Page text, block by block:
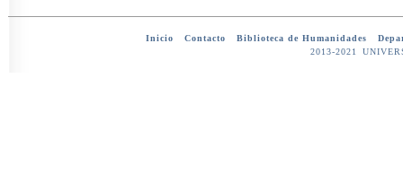
Inicio -Contacto Biblioteca de Humanidades -
2013-2021